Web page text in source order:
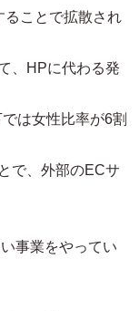
ることで拡散され
、HPに代わる発
は女性比率が6割
で、外部のECサ
事業をやってい